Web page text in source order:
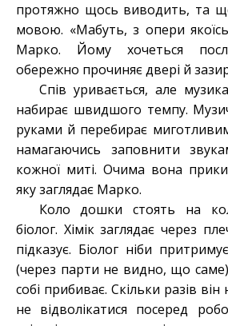
протяжно щось виводить, та
мовою. «Мабуть, з опери
Марко. Йому хочеться
обережно прочиняє двері й
Спів уривається, але
набирає швидшого темпу.
руками й перебирає
намагаючись заповнити
кожної миті. Очима вона
яку заглядає Марко.
Коло дошки стоять на
біолог. Хімік заглядає через
підказує. Біолог ніби
(через парти не видно, що
собі прибиває. Скільки разів
не відволікатися посеред